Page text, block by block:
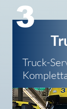
Truck-
3